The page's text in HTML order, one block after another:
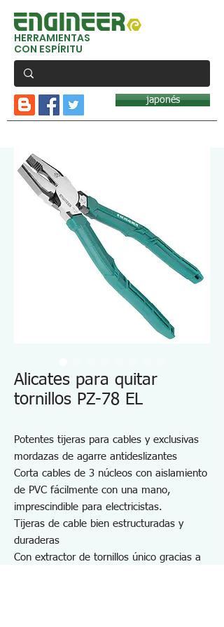
HERRAMIENTAS
CON ESPÍRITU
japonés
Alicates para quitar
tornillos PZ-78 EL
Potentes tijeras para cables y exclusivas
mordazas de agarre antideslizantes
Corta cables de 3 núcleos con aislamiento
de PVC fácilmente con una mano,
imprescindible para electricistas.
Tijeras de cable bien estructuradas y
duraderas
Con extractor de tornillos único gracias a